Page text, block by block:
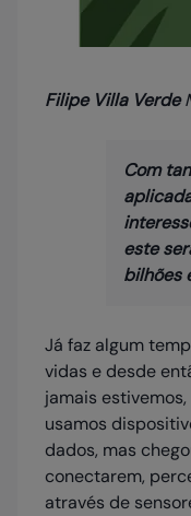
Filipe Villa Verde
Com
este
bilhões
Já faz algum
vidas e desde
jamais
usamos
dados, mas
conectarem,
através de